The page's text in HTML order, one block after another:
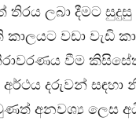
තිරය ලබා දීමට සුදුසු
වඩා වැඩි
වීම
දරුවන් සඳහා
අනවශ්‍ය ලෙස